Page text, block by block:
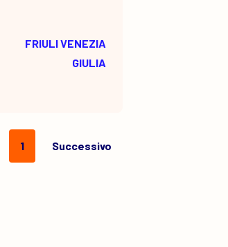
FRIULI VENEZIA
GIULIA
1 Successivo